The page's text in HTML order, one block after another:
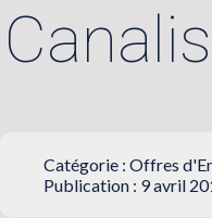
Catégorie : Offres
Publication : 9 avril